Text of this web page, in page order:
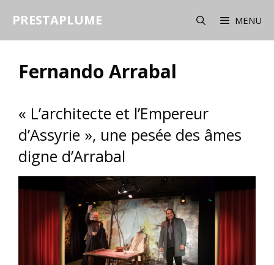
PRESTAPLUME MENU
Fernando Arrabal
« L’architecte et l’Empereur
d’Assyrie », une pesée des âmes
digne d’Arrabal